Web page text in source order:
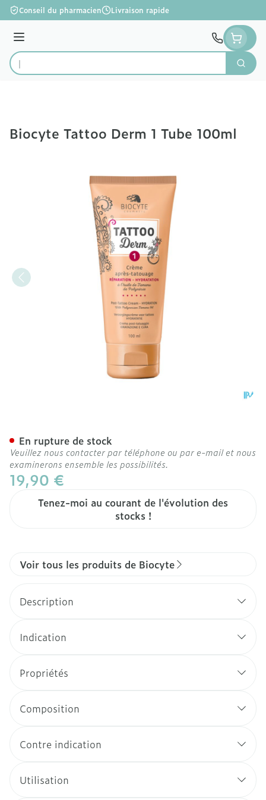
Aller au contenu
Conseil du pharmacien Livraison rapide
Menu
Rechercher
Biocyte Tattoo Derm 1 Tube 100ml
19,90 €
Tenez-moi au courant de l'évolution des
stocks !
En rupture de stock
Veuillez nous contacter par téléphone ou par e-mail et nous
examinerons ensemble les possibilités.
Voir tous les produits de Biocyte
Description
Indication
Propriétés
Composition
Contre indication
Utilisation